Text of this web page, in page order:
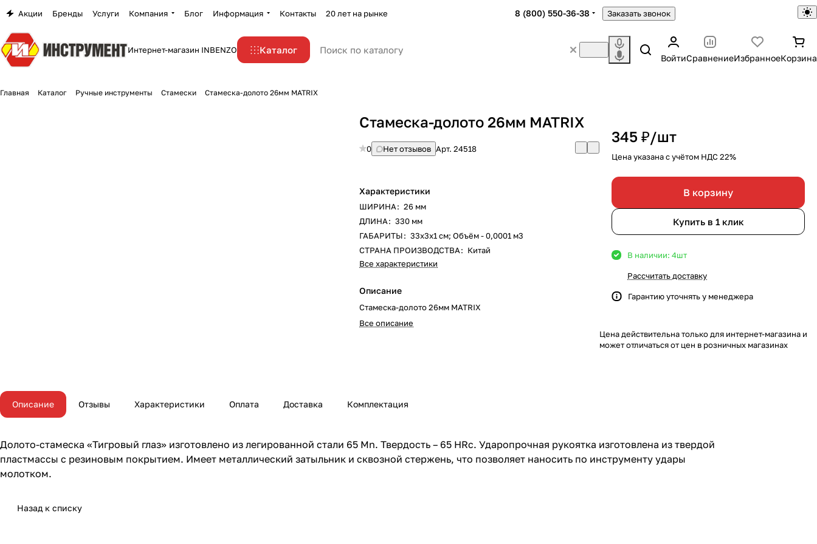
Акции Бренды Услуги Компания Блог Информация Контакты 20 лет на рынке 8 (800) 550-36-38 Заказать звонок
Интернет-магазин INBENZO Каталог
ВойтиСравнениеИзбранноеКорзина
Главная Каталог Ручные инструменты Стамески Стамеска-долото 26мм MATRIX
Стамеска-долото 26мм MATRIX
0 Нет отзывов Арт.24518
Характеристики
ШИРИНА: 26 мм
ДЛИНА: 330 мм
ГАБАРИТЫ: 33х3х1 см; Объём - 0,0001 м3
СТРАНА ПРОИЗВОДСТВА: Китай
Все характеристики
Описание
Стамеска-долото 26мм MATRIX
Все описание
345 ₽/шт
Цена указана с учётом НДС 22%
В корзину
Купить в 1 клик
В наличии: 4шт
Рассчитать доставку
Гарантию уточнять у менеджера
Цена действительна только для интернет-магазина и
может отличаться от цен в розничных магазинах
Описание Отзывы Характеристики Оплата Доставка Комплектация
Долото-стамеска «Тигровый глаз» изготовлено из легированной стали 65 Mn. Твердость – 65 HRc. Ударопрочная рукоятка изготовлена из твердой
пластмассы с резиновым покрытием. Имеет металлический затыльник и сквозной стержень, что позволяет наносить по инструменту удары
молотком.
Назад к списку